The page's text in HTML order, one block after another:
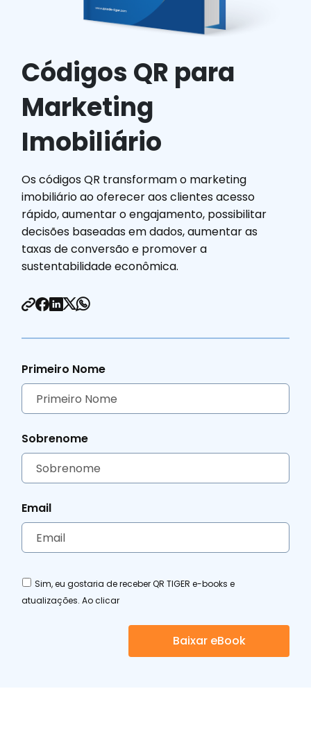
Códigos QR para Viagem
PDF para Código QR
Código QR para Instagram
Gerador de Código QR de Localização
Código QR do YouTube
Gerador de Código QR para Redes Sociais
Gerador de Código QR por SMS
Gerador de Código QR Email
Gerador de Códigos QR de MP3 e Áudio
Código QR do Facebook
Código QR do Pinterest
Gerador de Código QR
Aprender
BLOG
Livros eletrônicos e Webinars
QR TIGER vs Outros Geradores de Códigos QR
Códigos QR para
Marketing
Imobiliário
Os códigos QR transformam o marketing
imobiliário ao oferecer aos clientes acesso
rápido, aumentar o engajamento, possibilitar
decisões baseadas em dados, aumentar as
taxas de conversão e promover a
sustentabilidade econômica.
Primeiro Nome
Sobrenome
Email
Sim, eu gostaria de receber QR TIGER e-books e
atualizações. Ao clicar
Baixar eBook